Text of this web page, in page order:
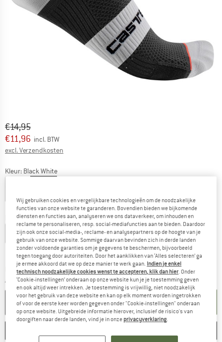
Oorspronkelijke prijs :
€14,95
Prijs:
€11,96 incl. BTW
excl. Verzendkosten
Kleur: Black White
-20%
Kies een maat:
EU36-39 EU40-43 EU44-47
Maattabel
Levertijd: 2-4 werkdagenDe link wordt geopend in een infovak en bevat
Aantal:
IN DE WINKELMAND
Wij gebruiken cookies en vergelijkbare technologieën om de noodzakelijke
functies van onze website te garanderen. Bovendien bieden we bijkomende
diensten en functies aan, analyseren we ons dataverkeer, om inhouden en
reclame te personaliseren, resp. social-mediafuncties aan te bieden. Daardoor
zijn ook onze social-media-, reclame- en analysepartners op de hoogte van je
gebruik van onze website. Sommige daarvan bevinden zich in derde landen
zonder voldoende garanties om je gegevens te beschermen, bijvoorbeeld
tegen toegang door autoriteiten. Door het aanklikken van ‘Alles selecteren’ ga
je ermee akkoord dat we op deze manier te werk gaan. Indien je enkel
technisch noodzakelijke cookies wenst te accepteren, klik dan hier. Onder
‘Cookie-instellingen’ onderaan op onze website kun je je toestemming geven
en ook altijd weer intrekken. Je toestemming is vrijwillig, niet noodzakelijk
voor het gebruik van deze website en kan op elk moment worden ingetrokken
of voor de eerste keer worden gegeven onder "Cookie-instellingen" onderaan
op onze website. Uitgebreide informatie hierover, inclusief de risico's van
doorgiften naar derde landen, vind je in onze privacyverklaring.